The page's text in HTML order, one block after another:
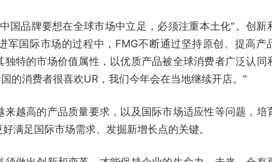
国品牌要想在全球市场中立足，必须注重本土化"。创新
军国际市场的过程中，FMG不断通过坚持原创、提高产
特的市场价值属性，以优质产品被全球消费者广泛认同
的消费者很喜欢UR，我们今年会在当地继续开店。"
越高的产品质量要求，以及国际市场适应性等问题，培
满足国际市场需求、发掘新增长点的关键。